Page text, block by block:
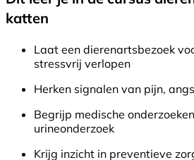
katten
Laat een dierenartsbezoek
stressvrij verlopen
Herken signalen van pijn,
Begrijp medische
urineonderzoek
Krijg inzicht in preventieve